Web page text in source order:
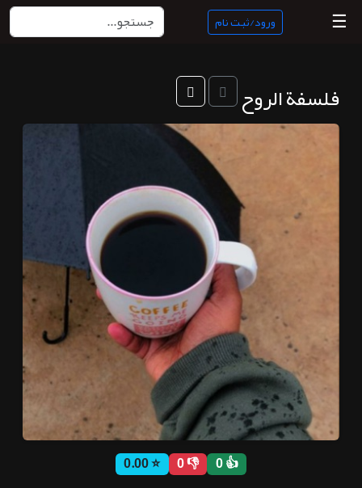
منبع
ناب
پادکست
ورود/
ثبت نام
☰ ورود/ثبت نام
فلسفة الروح
👍 0
👎 0
⭐ 0.00